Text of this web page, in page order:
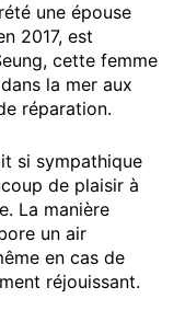
une épouse
2017, est
cette femme
la mer aux
réparation.
si sympathique
de plaisir à
La manière
un air
en cas de
réjouissant.